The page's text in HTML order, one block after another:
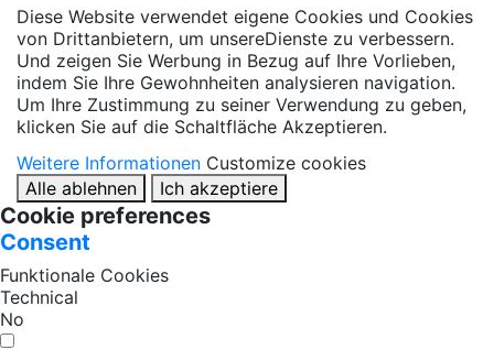
Diese Website verwendet eigene Cookies und Cookies
von Drittanbietern, um unsereDienste zu verbessern.
Und zeigen Sie Werbung in Bezug auf Ihre Vorlieben,
indem Sie Ihre Gewohnheiten analysieren navigation.
Um Ihre Zustimmung zu seiner Verwendung zu geben,
klicken Sie auf die Schaltfläche Akzeptieren.
Weitere Informationen Customize cookies
Alle ablehnen
Ich akzeptiere
Cookie preferences
Consent
Funktionale Cookies
Technical
No